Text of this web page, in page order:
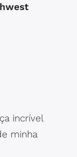
incrível
minha